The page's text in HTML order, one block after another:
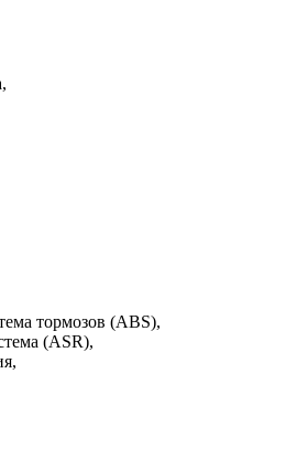
,
тормозов (ABS),
(ASR),
,